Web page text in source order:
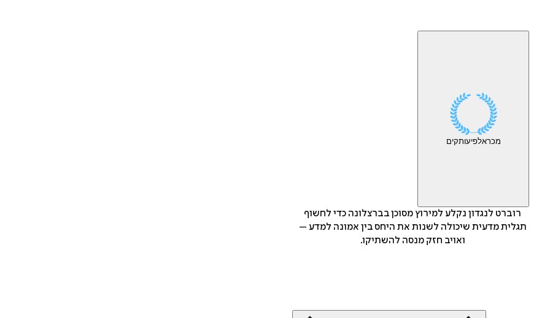
מכראלפיעותקים
רוברט לנגדון נקלע למירוץ מסוכן בברצלונה כדי לחשוף
תגלית מדעית שיכולה לשנות את היחס בין אמונה למדע –
ואויב חזק מנסה להשתיקו.